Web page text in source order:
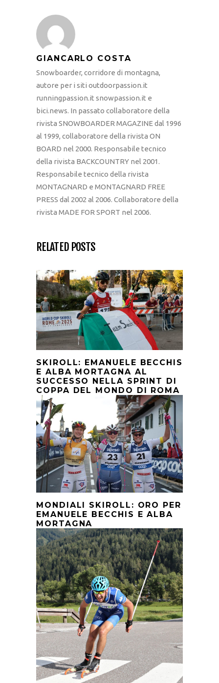
GIANCARLO COSTA
Snowboarder, corridore di montagna,
autore per i siti outdoorpassion.it
runningpassion.it snowpassion.it e
bici.news. In passato collaboratore della
rivista SNOWBOARDER MAGAZINE dal 1996
al 1999, collaboratore della rivista ON
BOARD nel 2000. Responsabile tecnico
della rivista BACKCOUNTRY nel 2001.
Responsabile tecnico della rivista
MONTAGNARD e MONTAGNARD FREE
PRESS dal 2002 al 2006. Collaboratore della
rivista MADE FOR SPORT nel 2006.
RELATED POSTS
SKIROLL: EMANUELE BECCHIS
E ALBA MORTAGNA AL
SUCCESSO NELLA SPRINT DI
COPPA DEL MONDO DI ROMA
MONDIALI SKIROLL: ORO PER
EMANUELE BECCHIS E ALBA
MORTAGNA